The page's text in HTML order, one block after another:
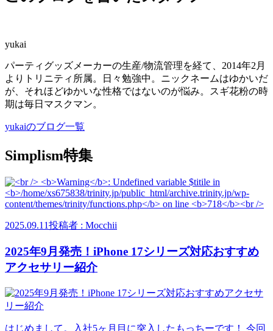
yukai
パーティグッズメーカーの生産/物流管理を経て、2014年2月
よりトリニティ所属。日々勉強中。ニックネームはゆかいだ
が、それほどゆかいな性格ではないのが悩み。スギ花粉の時
期は毎日マスクマン。
yukaiのブログ一覧
Simplism特集
2025.09.11投稿者 : Mocchii
2025年9月発売！iPhone 17シリーズ対応おすすめ
アクセサリー紹介
はじめまして。入社5ヶ月目に突入したもっちーです！ 今回